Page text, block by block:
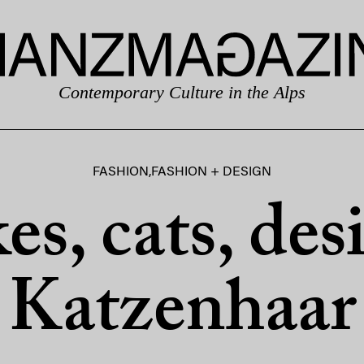
Contemporary Culture in the Alps
FASHION ,FASHION + DESIGN
cats,
Katzenhaar